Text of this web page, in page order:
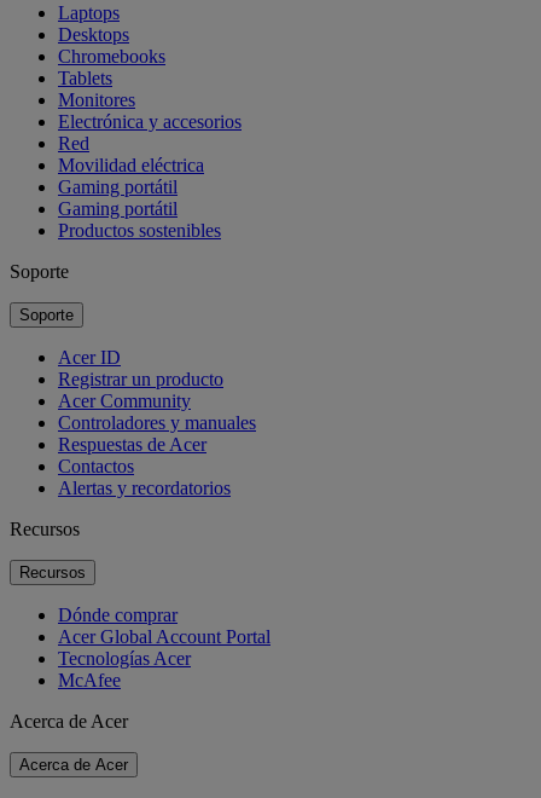
Laptops
Desktops
Chromebooks
Tablets
Monitores
Electrónica y accesorios
Red
Movilidad eléctrica
Gaming portátil
Gaming portátil
Productos sostenibles
Soporte
Soporte
Acer ID
Registrar un producto
Acer Community
Controladores y manuales
Respuestas de Acer
Contactos
Alertas y recordatorios
Recursos
Recursos
Dónde comprar
Acer Global Account Portal
Tecnologías Acer
McAfee
Acerca de Acer
Acerca de Acer